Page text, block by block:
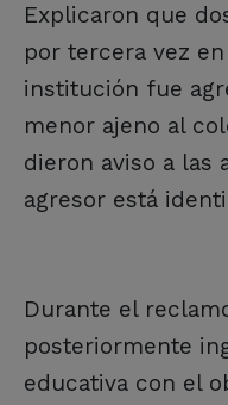
Explicaron que
por tercera vez
institución fue
menor ajeno al
dieron aviso a las
agresor está
Durante el
posteriormente
educativa con el